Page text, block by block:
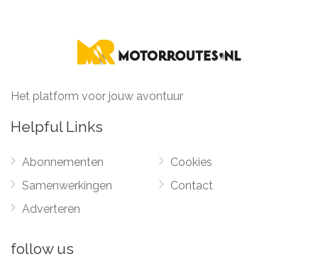
Het platform voor jouw avontuur
Helpful Links
Abonnementen
Samenwerkingen
Adverteren
Cookies
Contact
follow us